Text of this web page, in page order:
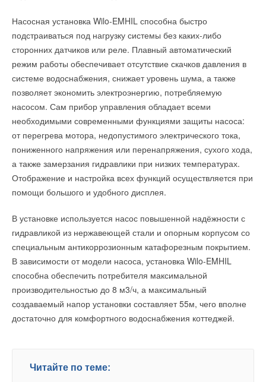
Насосная установка Wilo-EMHIL способна быстро
подстраиваться под нагрузку системы без каких-либо
сторонних датчиков или реле. Плавный автоматический
режим работы обеспечивает отсутствие скачков давления в
системе водоснабжения, снижает уровень шума, а также
позволяет экономить электроэнергию, потребляемую
насосом. Сам прибор управления обладает всеми
необходимыми современными функциями защиты насоса:
от перегрева мотора, недопустимого электрического тока,
пониженного напряжения или перенапряжения, сухого хода,
а также замерзания гидравлики при низких температурах.
Отображение и настройка всех функций осуществляется при
помощи большого и удобного дисплея.
В установке используется насос повышенной надёжности с
гидравликой из нержавеющей стали и опорным корпусом со
специальным антикоррозионным катафорезным покрытием.
В зависимости от модели насоса, установка Wilo-EMHIL
способна обеспечить потребителя максимальной
производительностью до 8 м3/ч, а максимальный
создаваемый напор установки составляет 55м, чего вполне
достаточно для комфортного водоснабжения коттеджей.
Читайте по теме:
ввозились. Например, сплит-системы, выпускаемые на
заводе Galanz под маркой Niagara.
Во всем мире, в том числе и в России, любые запреты ведут
к расцвету криминального бизнеса. R-22 в баллонах иного
цвета и с маркировкой R-410A и R-407 уже давно появились
в сервисных мастерских.
Уведомления отключены
Комментарии
В этой теме еще нет комментариев
Добавить комментарий
Ваше имя *
практически не подвержена эффектам коррозии и кавитации.
Ротора насосов выполнены из высоколеггированной стали. В
обмотках статоров применяется только медная проволока.
Все насосы в станциях AquamotoR AS ARQB 60-24
оснащены термозащитой, которая отключает насос при
перегреве.
Станция укомплектована горизонтальным
гидроаккумулятором, объемом 24 литра, с мембраной из
натурального каучука. Насосная станция снабжена
автоматическим реле давления, которая включает насос при
начале водоразбора и отключает при достижении
определенного давления, либо при прекращении
станции установлен манометр, для определения давления в
подающей магистрали.
→
VANDJORD вывел на рынок новую линейку насосов –
НОВОСТИ СОК 6 МАЯ 2026